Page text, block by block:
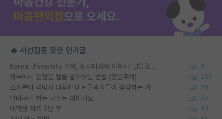
🔥 시선집중 핫한 인기글
Korea University 수학, 컴퓨터과학 이학사, UC Berkeley 산업공학 대학원 공학박사가 되는 것은 쉽지 않겠죠? 11
외부에서 괜찮은 랩을 알아보는 방법 (장문주의) 280
소재분야 석박사 대학원생 + 물박사들이 착각하는 거 79
말바꾸기 하는 교수는 피하세요 55
대학원 자퇴 2년 후 111